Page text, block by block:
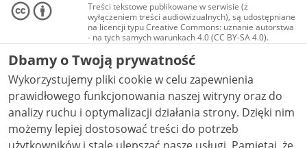
Treści tekstowe publikowane w serwisie (z
wyłączeniem treści audiowizualnych), są udostępniane
na licencji typu Creative Commons: uznanie autorstwa
- na tych samych warunkach 4.0 (CC BY-SA 4.0).
Materiały audiowizualne, w tym zdjęcia, materiały
audio i wideo, są udostępniane na licencji typu
Creative Commons: uznanie autorstwa użycie
niekomercyjne - bez utworów zależnych 4.0 (CC BY-
NC-ND 4.0), o ile nie jest to stwierdzone inaczej.
Dbamy o Twoją prywatność
Wykorzystujemy pliki cookie w celu zapewnienia
prawidłowego funkcjonowania naszej witryny oraz do
analizy ruchu i optymalizacji działania strony. Dzięki nim
możemy lepiej dostosować treści do potrzeb